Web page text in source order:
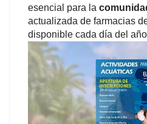
esencial para la
actualizada de farmacias
disponible cada día del